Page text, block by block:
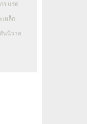
ร แรด
เหล็ก
นนิวาส